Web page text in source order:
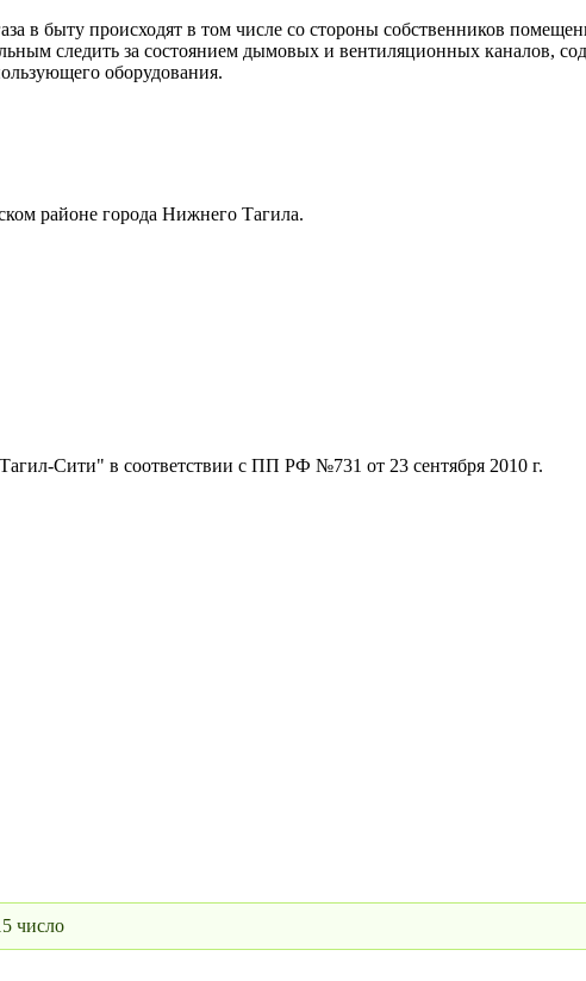
в быту происходят в том числе со стороны собственников
следить за состоянием дымовых и вентиляционных каналов,
оборудования.
районе города Нижнего Тагила.
Сити" в соответствии с ПП РФ №731 от 23 сентября 2010 г.
число